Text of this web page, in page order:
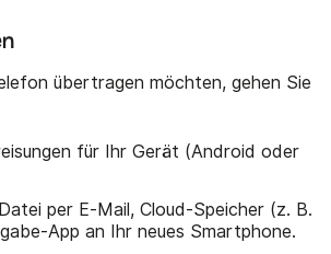
übertragen möchten, gehen Sie
für Ihr Gerät (Android oder
per E-Mail, Cloud-Speicher (z. B.
App an Ihr neues Smartphone.